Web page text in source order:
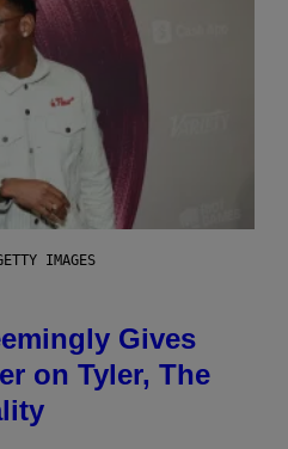
IMAGES
Gives
on Tyler, The